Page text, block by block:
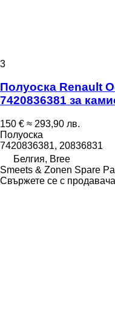
3
Полуоска Renault
7420836381 за
150 € ≈ 293,90 лв.
Полуоска
7420836381, 20836831
Белгия, Bree
Smeets & Zonen Spare
Свържете се с продавача